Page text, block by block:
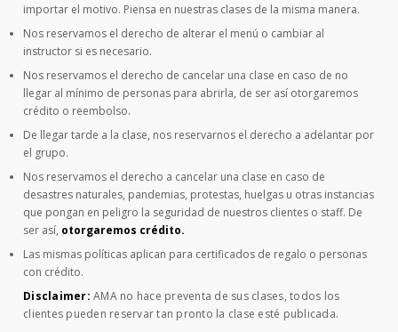
importar el motivo. Piensa en nuestras clases de la misma manera.
Nos reservamos el derecho de alterar el menú o cambiar al
instructor si es necesario.
Nos reservamos el derecho de cancelar una clase en caso de no
llegar al mínimo de personas para abrirla, de ser así otorgaremos
crédito o reembolso.
De llegar tarde a la clase, nos reservarnos el derecho a adelantar por
el grupo.
Nos reservamos el derecho a cancelar una clase en caso de
desastres naturales, pandemias, protestas, huelgas u otras instancias
que pongan en peligro la seguridad de nuestros clientes o staff. De
ser así, otorgaremos crédito.
Las mismas políticas aplican para certificados de regalo o personas
con crédito.
Disclaimer: AMA no hace preventa de sus clases, todos los
clientes pueden reservar tan pronto la clase esté publicada.